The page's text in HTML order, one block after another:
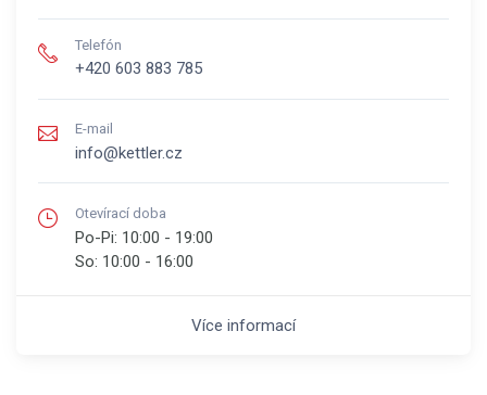
Telefón
+420 603 883 785
E-mail
info@kettler.cz
Otevírací doba
Po-Pi: 10:00 - 19:00
So: 10:00 - 16:00
Více informací